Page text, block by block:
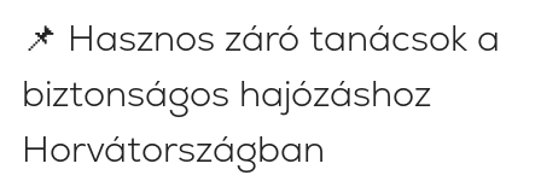
📌 Hasznos záró tanácsok a
biztonságos hajózáshoz
Horvátországban